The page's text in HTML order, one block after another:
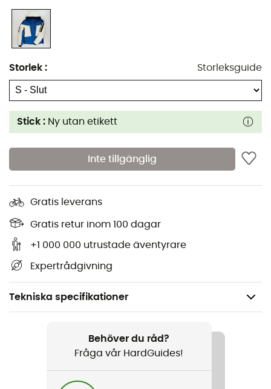
Storlek : Storleksguide
Stick : Ny utan etikett
Inte tillgänglig
Gratis leverans
Gratis retur inom 100 dagar
+1 000 000 utrustade äventyrare
Expertrådgivning
Tekniska specifikationer
Behöver du råd?
Fråga vår HardGuides!